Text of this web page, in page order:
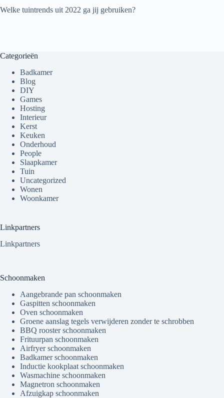
Welke tuintrends uit 2022 ga jij gebruiken?
Categorieën
Badkamer
Blog
DIY
Games
Hosting
Interieur
Kerst
Keuken
Onderhoud
People
Slaapkamer
Tuin
Uncategorized
Wonen
Woonkamer
Linkpartners
Linkpartners
Schoonmaken
Aangebrande pan schoonmaken
Gaspitten schoonmaken
Oven schoonmaken
Groene aanslag tegels verwijderen zonder te schrobben
BBQ rooster schoonmaken
Frituurpan schoonmaken
Airfryer schoonmaken
Badkamer schoonmaken
Inductie kookplaat schoonmaken
Wasmachine schoonmaken
Magnetron schoonmaken
Afzuigkap schoonmaken